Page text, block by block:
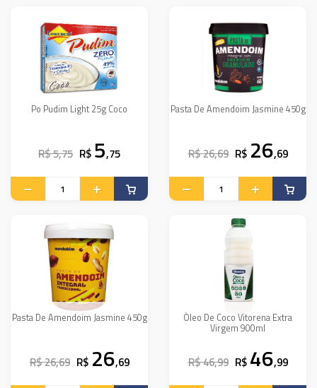
Po Pudim Light 25g Coco
R$ 5,75 R$ 5,75
Pasta De Amendoim Jasmine 450g
R$ 26,69 R$ 26,69
Pasta De Amendoim Jasmine 450g
R$ 26,69 R$ 26,69
Óleo De Coco Vitorena Extra
Virgem 900ml
R$ 46,99 R$ 46,99